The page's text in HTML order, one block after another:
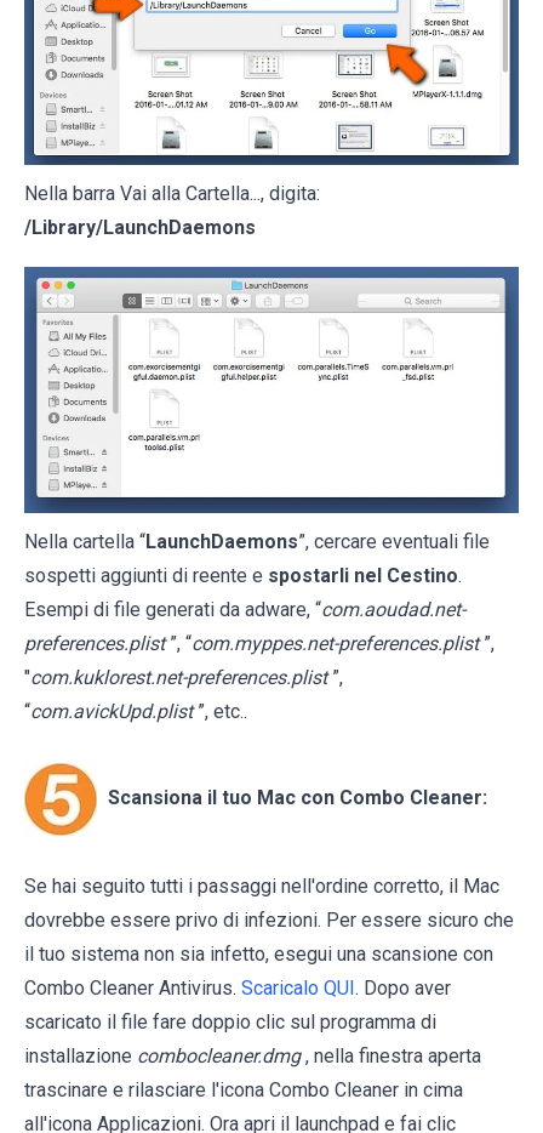
Nella barra Vai alla Cartella..., digita:
/Library/LaunchDaemons
Nella cartella “LaunchDaemons”, cercare eventuali file
sospetti aggiunti di reente e spostarli nel Cestino.
Esempi di file generati da adware, “com.aoudad.net-
preferences.plist ”, “com.myppes.net-preferences.plist ”,
"com.kuklorest.net-preferences.plist ”,
“com.avickUpd.plist ”, etc..
Scansiona il tuo Mac con Combo Cleaner:
Se hai seguito tutti i passaggi nell'ordine corretto, il Mac
dovrebbe essere privo di infezioni. Per essere sicuro che
il tuo sistema non sia infetto, esegui una scansione con
Combo Cleaner Antivirus. Scaricalo QUI . Dopo aver
scaricato il file fare doppio clic sul programma di
installazione combocleaner.dmg , nella finestra aperta
trascinare e rilasciare l'icona Combo Cleaner in cima
all'icona Applicazioni. Ora apri il launchpad e fai clic